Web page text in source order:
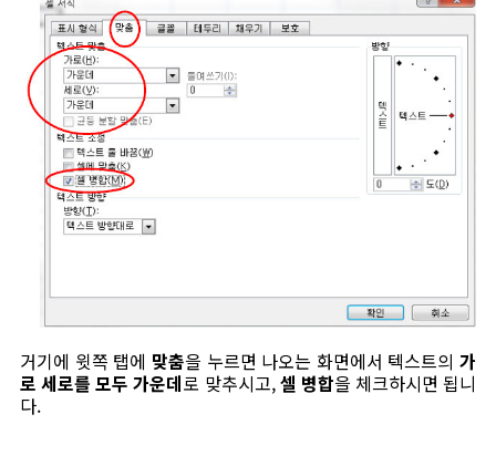
거기에 윗쪽 탭에 맞춤을 누르면 나오는 화면에서 텍스트의 가
로 세로를 모두 가운데로 맞추시고,셀 병합을 체크하시면 됩니
다.